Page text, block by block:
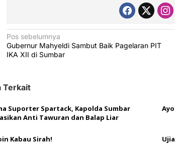
N
a
i
g
a
s
i
Pos sebelumnya
Gubernur Mahyeldi Sambut Baik Pagelaran PIT
IKA XII di Sumbar
Terkait
Suporter Spartack, Kapolda Sumbar
Anti Tawuran dan Balap Liar
Kabau Sirah!